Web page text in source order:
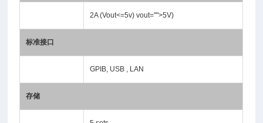
2A (Vout<=5v) vout="">5V)
标准接口
GPIB, USB , LAN
存储